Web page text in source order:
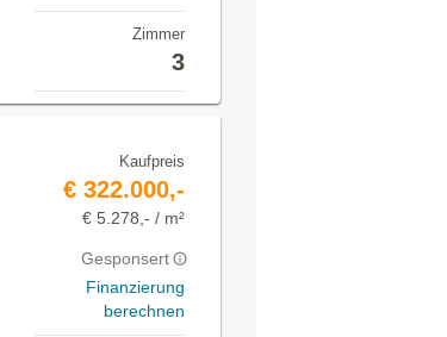
Zimmer
3
Kaufpreis
€ 322.000,-
€ 5.278,- / m²
Gesponsert
Finanzierung
berechnen